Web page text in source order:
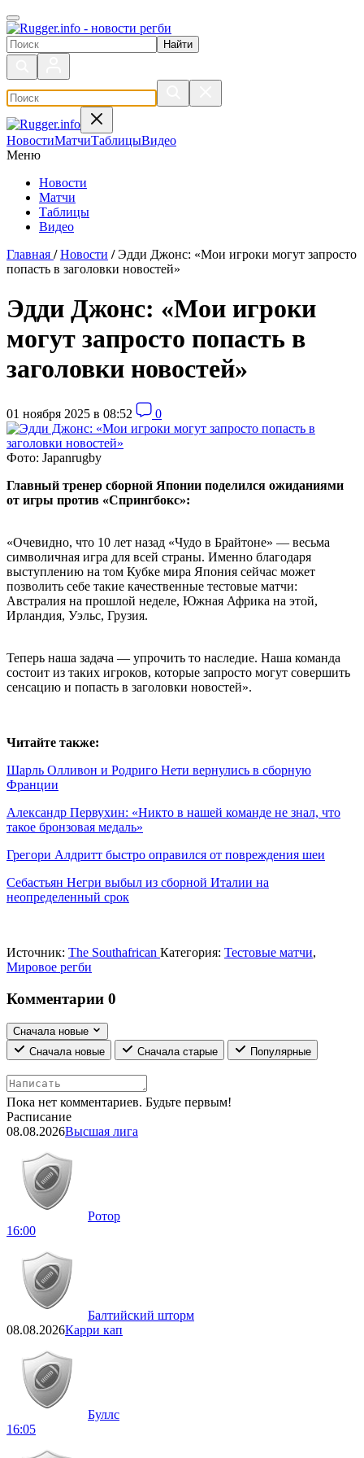
Поиск по сайту
НовостиМатчиТаблицыВидео
Меню
Новости
Матчи
Таблицы
Видео
Главная / Новости / Эдди Джонс: «Мои игроки могут запросто
попасть в заголовки новостей»
Эдди Джонс: «Мои игроки
могут запросто попасть в
заголовки новостей»
01 ноября 2025 в 08:52 0
Фото: Japanrugby
Главный тренер сборной Японии поделился ожиданиями
от игры против «Спрингбокс»:
«Очевидно, что 10 лет назад «Чудо в Брайтоне» — весьма
символичная игра для всей страны. Именно благодаря
выступлению на том Кубке мира Япония сейчас может
позволить себе такие качественные тестовые матчи:
Австралия на прошлой неделе, Южная Африка на этой,
Ирландия, Уэльс, Грузия.
Теперь наша задача — упрочить то наследие. Наша команда
состоит из таких игроков, которые запросто могут совершить
сенсацию и попасть в заголовки новостей».
Читайте также:
Шарль Олливон и Родриго Нети вернулись в сборную
Франции
Александр Первухин: «Никто в нашей команде не знал, что
такое бронзовая медаль»
Грегори Алдритт быстро оправился от повреждения шеи
Себастьян Негри выбыл из сборной Италии на
неопределенный срок
Источник: The Southafrican Категория: Тестовые матчи,
Мировое регби
Комментарии 0
Сначала новые
Сначала новые
Сначала старые Популярные
Пока нет комментариев. Будьте первым!
Расписание
08.08.2026Высшая лига
Ротор
16:00
Балтийский шторм
08.08.2026Карри кап
Буллс
16:05